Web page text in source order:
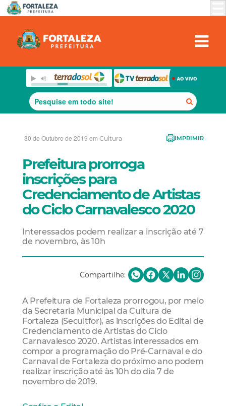
30 de Outubro de 2019 em Cultura IMPRIMIR
Prefeitura prorroga
inscrições para
Credenciamento de Artistas
do Ciclo Carnavalesco 2020
Interessados podem realizar a inscrição até 7
de novembro, às 10h
Compartilhe:
A Prefeitura de Fortaleza prorrogou, por meio
da Secretaria Municipal da Cultura de
Fortaleza (Secultfor), as inscrições do Edital de
Credenciamento de Artistas do Ciclo
Carnavalesco 2020. Artistas interessados em
compor a programação do Pré-Carnaval e do
Carnaval de Fortaleza do próximo ano podem
realizar inscrição até às 10h do dia 7 de
novembro de 2019.